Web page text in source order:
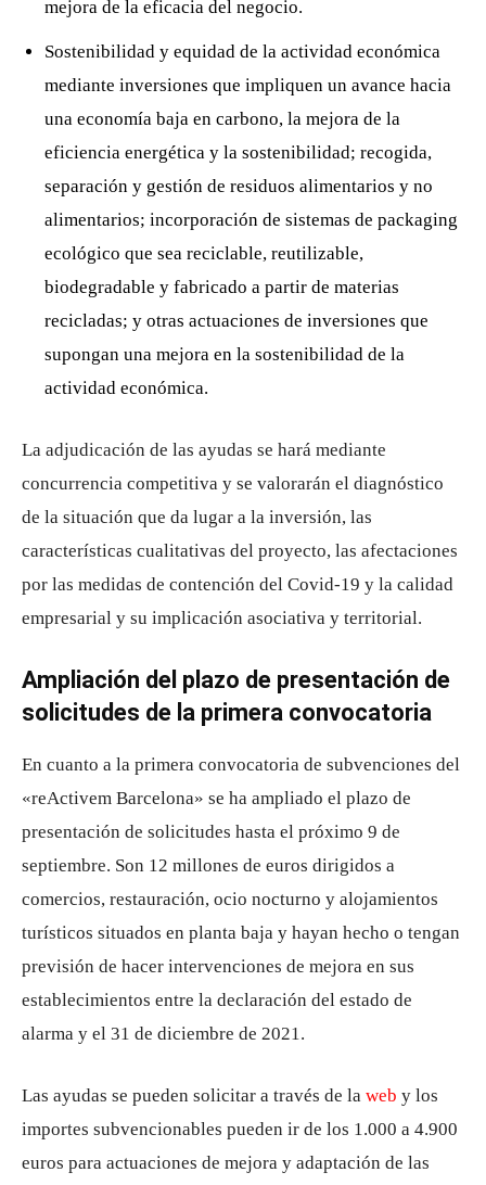
mejora de la eficacia del negocio.
Sostenibilidad y equidad de la actividad económica
mediante inversiones que impliquen un avance hacia
una economía baja en carbono, la mejora de la
eficiencia energética y la sostenibilidad; recogida,
separación y gestión de residuos alimentarios y no
alimentarios; incorporación de sistemas de packaging
ecológico que sea reciclable, reutilizable,
biodegradable y fabricado a partir de materias
recicladas; y otras actuaciones de inversiones que
supongan una mejora en la sostenibilidad de la
actividad económica.
La adjudicación de las ayudas se hará mediante
concurrencia competitiva y se valorarán el diagnóstico
de la situación que da lugar a la inversión, las
características cualitativas del proyecto, las afectaciones
por las medidas de contención del Covid-19 y la calidad
empresarial y su implicación asociativa y territorial.
Ampliación del plazo de presentación de
solicitudes de la primera convocatoria
En cuanto a la primera convocatoria de subvenciones del
«reActivem Barcelona» se ha ampliado el plazo de
presentación de solicitudes hasta el próximo 9 de
septiembre. Son 12 millones de euros dirigidos a
comercios, restauración, ocio nocturno y alojamientos
turísticos situados en planta baja y hayan hecho o tengan
previsión de hacer intervenciones de mejora en sus
establecimientos entre la declaración del estado de
alarma y el 31 de diciembre de 2021.
Las ayudas se pueden solicitar a través de la web y los
importes subvencionables pueden ir de los 1.000 a 4.900
euros para actuaciones de mejora y adaptación de las